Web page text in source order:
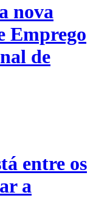
nova
Emprego
de
entre os
a